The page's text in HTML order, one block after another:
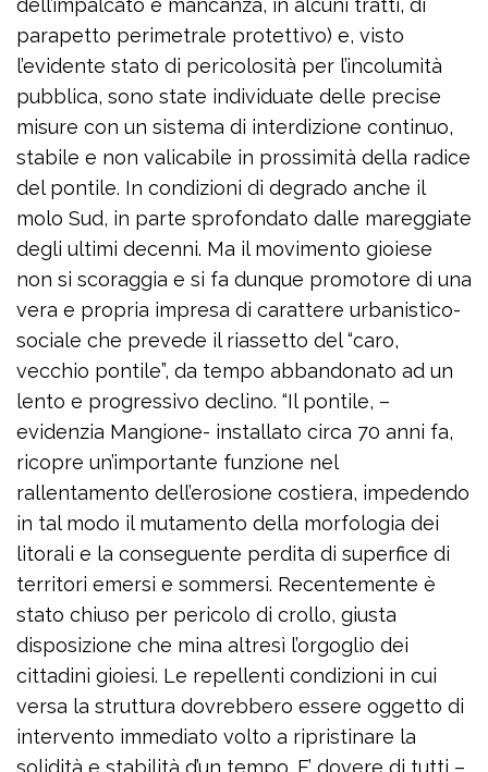
dell’impalcato e mancanza, in alcuni tratti, di
parapetto perimetrale protettivo) e, visto
l’evidente stato di pericolosità per l’incolumità
pubblica, sono state individuate delle precise
misure con un sistema di interdizione continuo,
stabile e non valicabile in prossimità della radice
del pontile. In condizioni di degrado anche il
molo Sud, in parte sprofondato dalle mareggiate
degli ultimi decenni. Ma il movimento gioiese
non si scoraggia e si fa dunque promotore di una
vera e propria impresa di carattere urbanistico-
sociale che prevede il riassetto del “caro,
vecchio pontile”, da tempo abbandonato ad un
lento e progressivo declino. “Il pontile, –
evidenzia Mangione- installato circa 70 anni fa,
ricopre un’importante funzione nel
rallentamento dell’erosione costiera, impedendo
in tal modo il mutamento della morfologia dei
litorali e la conseguente perdita di superfice di
territori emersi e sommersi. Recentemente è
stato chiuso per pericolo di crollo, giusta
disposizione che mina altresì l’orgoglio dei
cittadini gioiesi. Le repellenti condizioni in cui
versa la struttura dovrebbero essere oggetto di
intervento immediato volto a ripristinare la
solidità e stabilità d’un tempo. E’ dovere di tutti –